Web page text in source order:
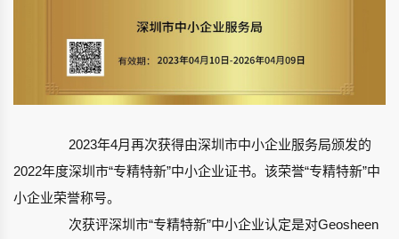
2023年4月再次获得由深圳市中小企业服务局颁发的
2022年度深圳市“专精特新”中小企业证书。该荣誉“专精特新”中
小企业荣誉称号。
次获评深圳市“专精特新”中小企业认定是对Geosheen